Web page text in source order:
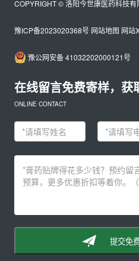
COPYRIGHT © 洛阳今世康医药科技有
豫ICP备2023020368号 网站地图 网站
豫公网安备 41032202000121号
在线留言免费寄样，获
ONLINE CONTACT
提交免